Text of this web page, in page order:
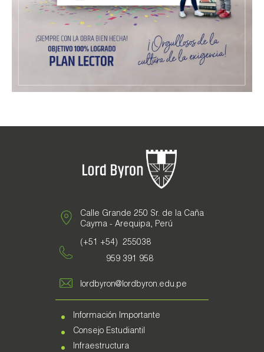
Calle Grande 250 Sr. de la Caña
Cayma - Arequipa, Perú
(+51 +54) 255038
959 391 958
lordbyron@lordbyron.edu.pe
Información Importante
Consejo Estudiantil
Infraestructura